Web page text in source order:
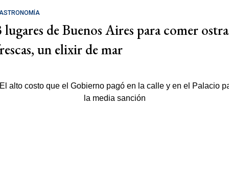
lugares de Buenos Aires para comer
un elixir de mar